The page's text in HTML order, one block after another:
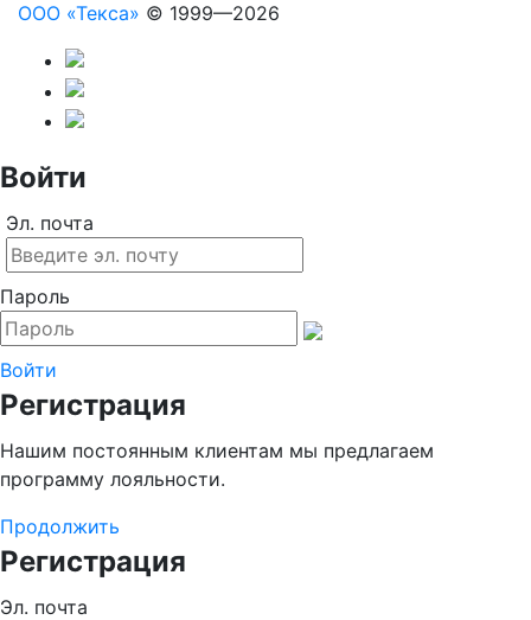
ООО «Текса» © 1999—2026
Войти
Эл. почта
Пароль
Войти
Регистрация
Нашим постоянным клиентам мы предлагаем
программу лояльности.
Продолжить
Регистрация
Эл. почта